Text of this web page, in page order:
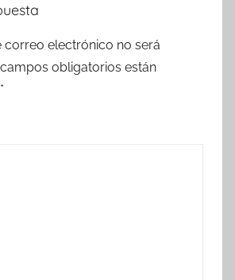
correo electrónico no será
obligatorios están
*